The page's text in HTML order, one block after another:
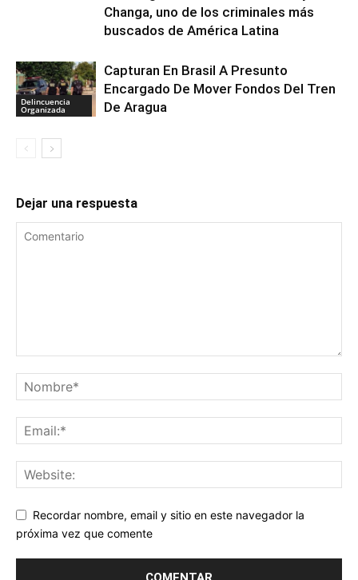
Changa, uno de los criminales más
buscados de América Latina
Delincuencia
Organizada
Capturan En Brasil A Presunto
Encargado De Mover Fondos Del Tren
De Aragua
Dejar una respuesta
Recordar nombre, email y sitio en este navegador la
próxima vez que comente